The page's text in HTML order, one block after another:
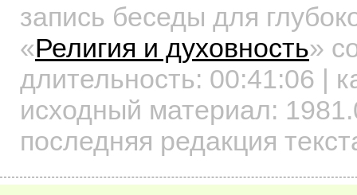
запись беседы для
«Религия и духовность»
длительность: 00:41:06 |
исходный материал:
последняя редакция